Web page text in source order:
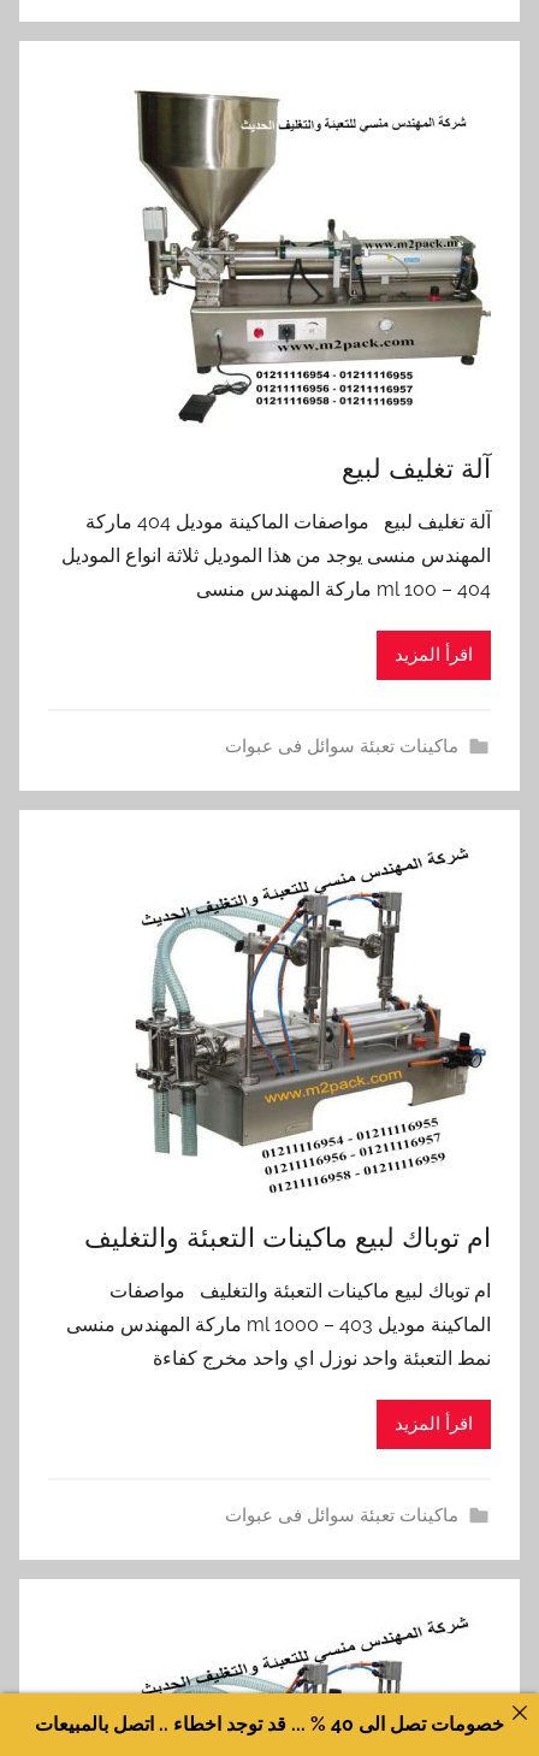
آلة تغليف لبيع
آلة تغليف لبيع مواصفات الماكينة موديل 404 ماركة
المهندس منسى يوجد من هذا الموديل ثلاثة انواع الموديل
404 – 100 ml ماركة المهندس منسى
اقرأ المزيد
ماكينات تعبئة سوائل فى عبوات
ام توباك لبيع ماكينات التعبئة والتغليف
ام توباك لبيع ماكينات التعبئة والتغليف مواصفات
الماكينة موديل 403 – 1000 ml ماركة المهندس منسى
نمط التعبئة واحد نوزل اي واحد مخرج كفاءة
اقرأ المزيد
ماكينات تعبئة سوائل فى عبوات
خصومات تصل الى 40 % ... قد توجد اخطاء .. اتصل بالمبيعات